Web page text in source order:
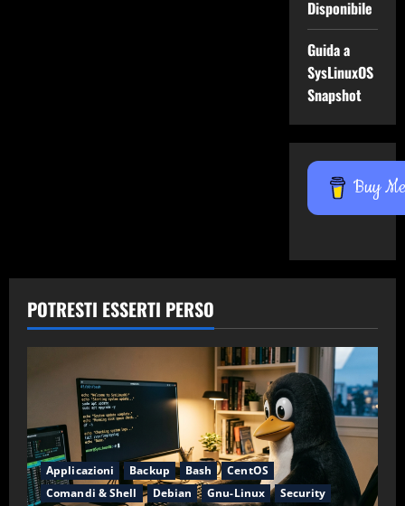
Disponibile
Guida a
SysLinuxOS
Snapshot
Buy
POTRESTI ESSERTI PERSO
Applicazioni Backup Bash
CentOS
Comandi & Shell
Debian Gnu-Linux
Security